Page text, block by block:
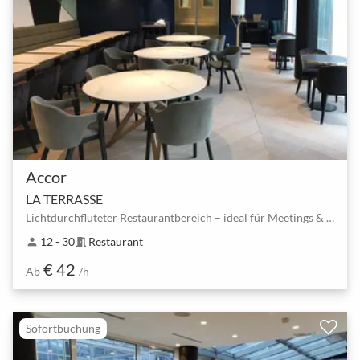
Accor
LA TERRASSE
Lichtdurchfluteter Restaurantbereich – ideal für Meetings & Dinner bis 30 Pers.
person 12 - 30meeting_room Restaurant
Ab € 42 /h
Sofortbuchung